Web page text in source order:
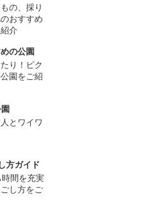
の、採り
おすすめ
介
の公園
り！ピク
園をご紹
とワイワ
方ガイド
間を充実
し方をご